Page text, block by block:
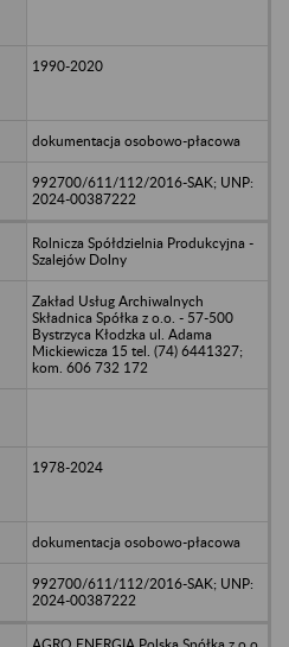
1990-2020
dokumentacja osobowo-płacowa
992700/611/112/2016-SAK; UNP:
2024-00387222
Rolnicza Spółdzielnia Produkcyjna -
Szalejów Dolny
Zakład Usług Archiwalnych
Składnica Spółka z o.o. - 57-500
Bystrzyca Kłodzka ul. Adama
Mickiewicza 15 tel. (74) 6441327;
kom. 606 732 172
1978-2024
dokumentacja osobowo-płacowa
992700/611/112/2016-SAK; UNP:
2024-00387222